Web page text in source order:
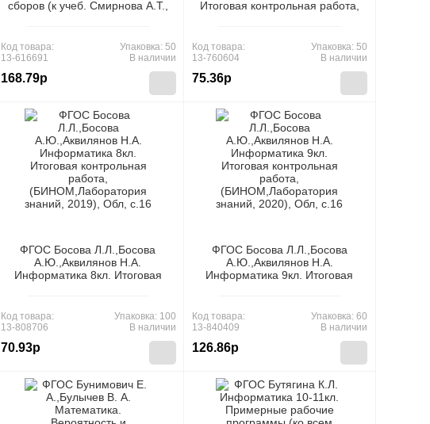
сборов (к учеб. Смирнова А.Т.,
Код товара:
13-616691
168.79р
Упаковка: 50
В наличии
Итоговая контрольная работа,
Код товара:
13-760604
75.36р
Упаковка: 50
В наличии
ФГОС Босова Л.Л.,Босова
А.Ю.,Аквилянов Н.А.
Информатика 8кл. Итоговая
2019), Обл, c.16
Код товара:
13-808706
70.93р
Упаковка: 100
В наличии
ФГОС Босова Л.Л.,Босова
А.Ю.,Аквилянов Н.А.
Информатика 9кл. Итоговая
2020), Обл, c.16
Код товара:
13-840409
126.86р
Упаковка: 60
В наличии